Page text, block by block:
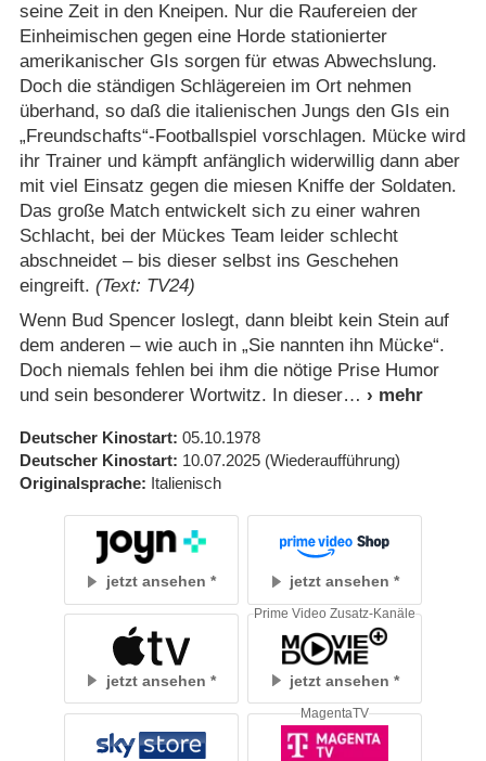
seine Zeit in den Kneipen. Nur die Raufereien der
Einheimischen gegen eine Horde stationierter
amerikanischer GIs sorgen für etwas Abwechslung.
Doch die ständigen Schlägereien im Ort nehmen
überhand, so daß die italienischen Jungs den GIs ein
„Freundschafts“-Footballspiel vorschlagen. Mücke wird
ihr Trainer und kämpft anfänglich widerwillig dann aber
mit viel Einsatz gegen die miesen Kniffe der Soldaten.
Das große Match entwickelt sich zu einer wahren
Schlacht, bei der Mückes Team leider schlecht
abschneidet – bis dieser selbst ins Geschehen
eingreift. (Text: TV24)
Wenn Bud Spencer loslegt, dann bleibt kein Stein auf
dem anderen – wie auch in „Sie nannten ihn Mücke“.
Doch niemals fehlen bei ihm die nötige Prise Humor
und sein besonderer Wortwitz. In dieser
Deutscher Kinostart 05.10.1978
Deutscher Kinostart 10.07.2025 (Wiederaufführung)
Originalsprache Italienisch
jetzt ansehen jetzt ansehen
jetzt ansehen jetzt ansehen
Prime Video Zusatz-Kanäle
MagentaTV